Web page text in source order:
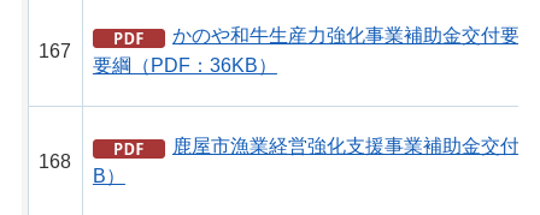
167
かのや和牛生産力強化事業補助金交付要
要綱（PDF：36KB）
168
鹿屋市漁業経営強化支援事業補助金交付
B）